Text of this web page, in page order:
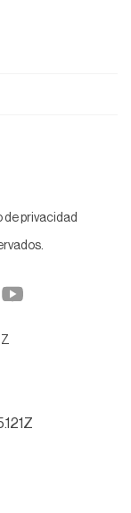
de privacidad